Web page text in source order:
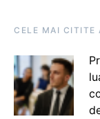
CELE MAI CITITE